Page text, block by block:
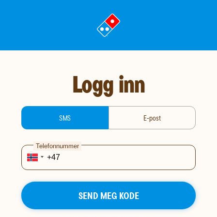
til
Logg inn
login-type
SMS E-post
Telefonnummer
SEND MEG KODE